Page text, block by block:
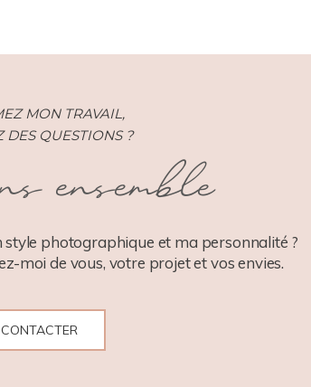
MON TRAVAIL,
DES QUESTIONS ?
ensemble
style photographique et ma personnalité ?
moi de vous, votre projet et vos envies.